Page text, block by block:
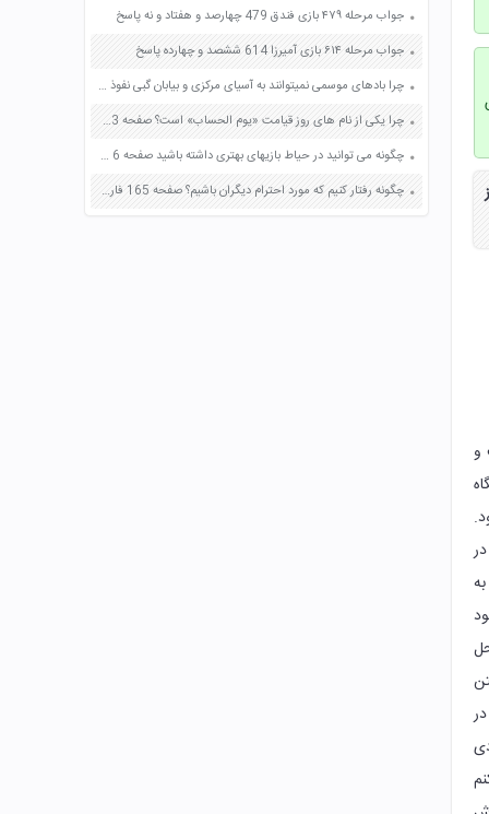
و
جواب مرحله ۴۷۹ بازی فندق 479 چهارصد و هفتاد و نه پاسخ
جواب مرحله ۶۱۴ بازی آمیرزا 614 ششصد و چهارده پاسخ
چرا بادهای موسمی نمیتوانند به آسیای مرکزی و بیابان گبی نفوذ کنند صفحه 112 مطالعات اجتماعی هشتم
چرا یکی از نام های روز قیامت «یوم الحساب» است؟ صفحه 113 هدیه های آسمان پنجم
چگونه می توانید در حیاط بازیهای بهتری داشته باشید صفحه 6 کار و فناوری هفتم
چگونه رفتار کنیم که مورد احترام دیگران باشیم؟ صفحه 165 فارسی هفتم